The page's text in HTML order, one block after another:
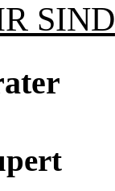
SIND